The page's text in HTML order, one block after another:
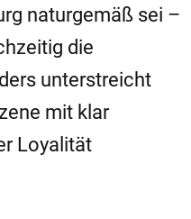
naturgemäß sei –
die
unterstreicht
mit klar
Loyalität